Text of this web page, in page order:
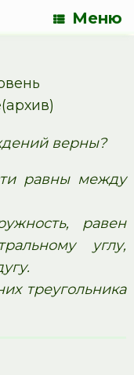
Меню
верны?
равны между
равен
углу,
треугольника